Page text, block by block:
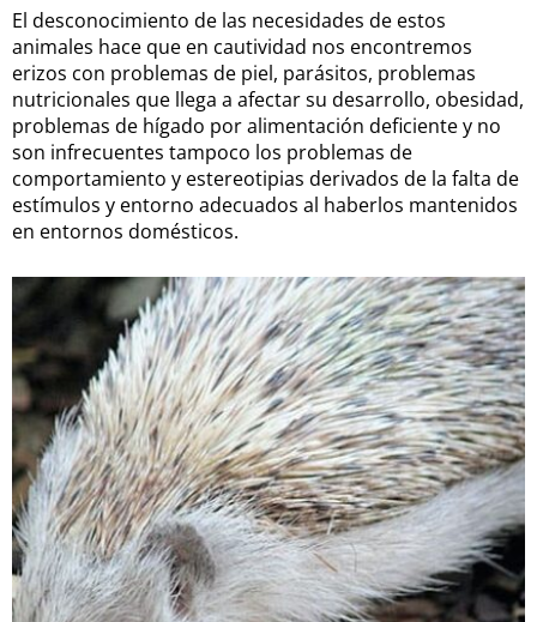
El desconocimiento de las necesidades de estos
animales hace que en cautividad nos encontremos
erizos con problemas de piel, parásitos, problemas
nutricionales que llega a afectar su desarrollo, obesidad,
problemas de hígado por alimentación deficiente y no
son infrecuentes tampoco los problemas de
comportamiento y estereotipias derivados de la falta de
estímulos y entorno adecuados al haberlos mantenidos
en entornos domésticos.